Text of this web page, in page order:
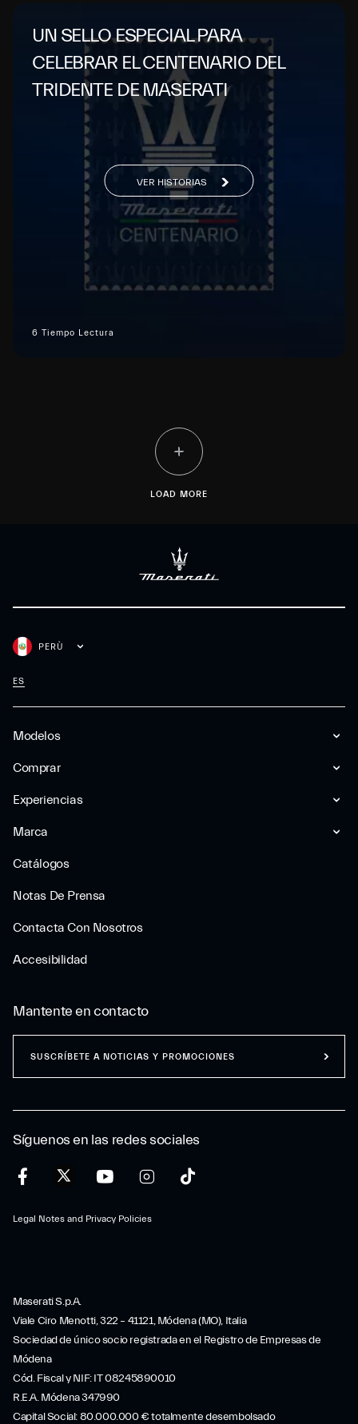
UN SELLO ESPECIAL PARA
CELEBRAR EL CENTENARIO DEL
TRIDENTE DE MASERATI
6 Tiempo Lectura
VER HISTORIAS
LOAD MORE
Modelos
Comprar
Experiencias
Marca
Catálogos
Notas De Prensa
Contacta Con Nosotros
Accesibilidad
PERÙ
ES
Síguenos en las redes sociales
Legal Notes and Privacy Policies
Mantente en contacto
SUSCRÍBETE A NOTICIAS Y PROMOCIONES
Maserati S.p.A.
Viale Ciro Menotti, 322 – 41121, Módena (MO), Italia
Sociedad de único socio registrada en el Registro de Empresas de
Módena
Cód. Fiscal y NIF: IT 08245890010
R.E.A. Módena 347990
Capital Social: 80.000.000 € totalmente desembolsado